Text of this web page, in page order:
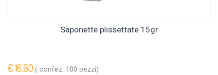
Saponette plissettate 15gr
€ 16,60 ( confez. 100 pezzi)